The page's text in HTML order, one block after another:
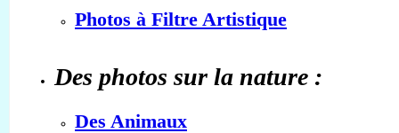
Photos à Filtre Artistique
Des photos sur la nature :
Des Animaux